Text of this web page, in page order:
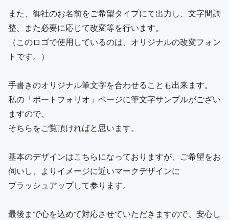
また、御社のお名前をご希望タイプにて出力し、文字間調
整、また必要に応じて改変等を行います。
（このロゴで使用しているのは、オリジナルの改変フォン
トです。）
手書きのオリジナル筆文字を合わせることも出来ます。
私の「ポートフォリオ」ページに筆文字サンプルがござい
ますので、
そちらをご覧頂ければと思います。
基本のデザインはこちらになっておりますが、ご希望をお
伺いし、よりイメージに近いマークデザインに
ブラッシュアップして参ります。
最後まで心を込めて対応させていただきますので、安心し